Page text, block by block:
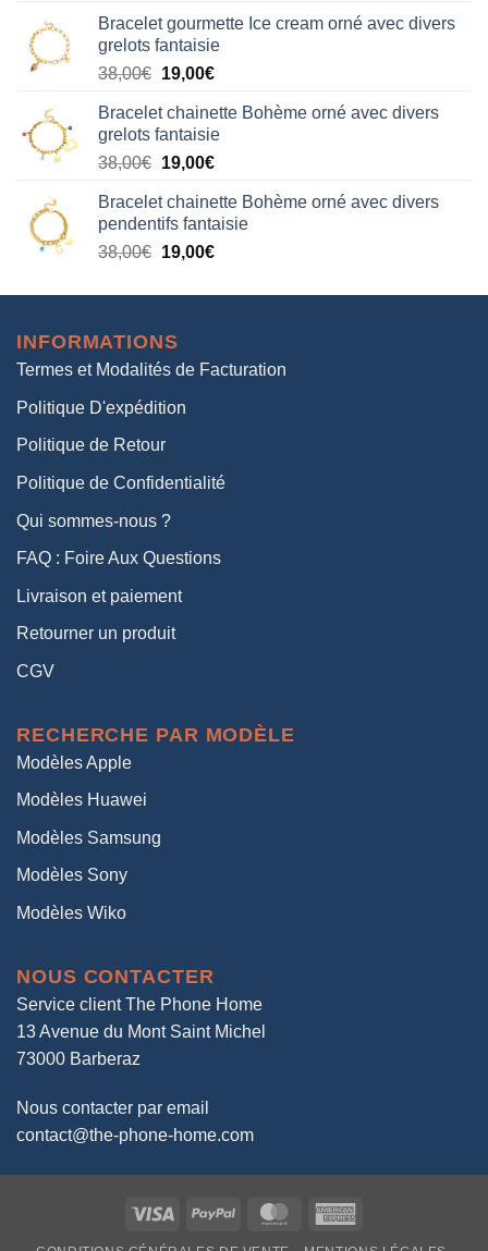
initial
était :
38,00€.
actuel
est :
19,00€.
Bracelet gourmette Ice cream orné avec divers
grelots fantaisie
38,00€ Le
initial
était :
38,00€.
19,00€Le
actuel
est :
19,00€.
Bracelet chainette Bohème orné avec divers
grelots fantaisie
38,00€ Le
initial
était :
38,00€.
19,00€Le
actuel
est :
19,00€.
Bracelet chainette Bohème orné avec divers
pendentifs fantaisie
38,00€ Le
initial
38,00€.
19,00€Le
actuel
INFORMATIONS
Termes et Modalités de Facturation
Politique D'expédition
Politique de Retour
Politique de Confidentialité
Qui sommes-nous ?
FAQ : Foire Aux Questions
Livraison et paiement
Retourner un produit
CGV
RECHERCHE PAR MODÈLE
Modèles Apple
Modèles Huawei
Modèles Samsung
Modèles Sony
Modèles Wiko
NOUS CONTACTER
Service client The Phone Home
13 Avenue du Mont Saint Michel
73000 Barberaz
Nous contacter par email
contact@the-phone-home.com
Visa PayPal MasterCard